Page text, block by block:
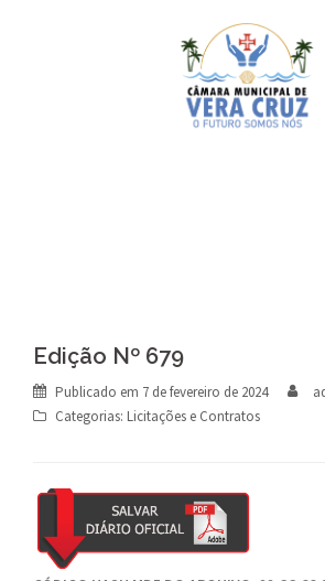
Edição Nº 679
Publicado em 7 de fevereiro de 2024
Categorias: Licitações e Contratos